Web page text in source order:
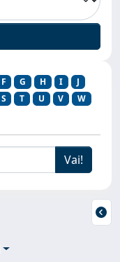
F G H I
J
S T U V
W